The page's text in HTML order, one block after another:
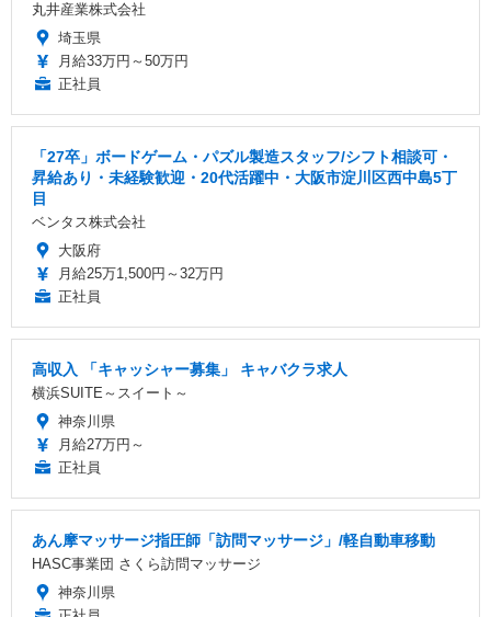
丸井産業株式会社
埼玉県
月給33万円～50万円
正社員
「27卒」ボードゲーム・パズル製造スタッフ/シフト相談可・
昇給あり・未経験歓迎・20代活躍中・大阪市淀川区西中島5丁
目
ベンタス株式会社
大阪府
月給25万1,500円～32万円
正社員
高収入 「キャッシャー募集」 キャバクラ求人
横浜SUITE～スイート～
神奈川県
月給27万円～
正社員
あん摩マッサージ指圧師「訪問マッサージ」/軽自動車移動
HASC事業団 さくら訪問マッサージ
神奈川県